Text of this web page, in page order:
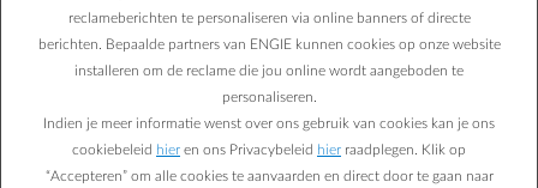
In de communicatie die je ontvangt na het opmaken van je
betaalplan (bijvoorbeeld via e-mail of brief).
klantenzone , waar je je betaalplan kunt raadplegen.
Veelgestelde vragen
reclameberichten te personaliseren via online banners of directe
berichten. Bepaalde partners van ENGIE kunnen cookies op onze website
installeren om de reclame die jou online wordt aangeboden te
personaliseren.
Indien je meer informatie wenst over ons gebruik van cookies kan je ons
cookiebeleid hier en ons Privacybeleid hier raadplegen. Klik op
“Accepteren” om alle cookies te aanvaarden en direct door te gaan naar